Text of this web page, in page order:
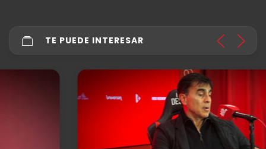
TE PUEDE INTERESAR